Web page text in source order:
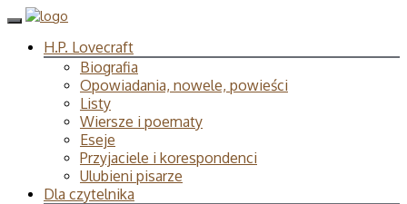
H.P. Lovecraft
Biografia
Opowiadania, nowele, powieści
Listy
Wiersze i poematy
Eseje
Przyjaciele i korespondenci
Ulubieni pisarze
Dla czytelnika